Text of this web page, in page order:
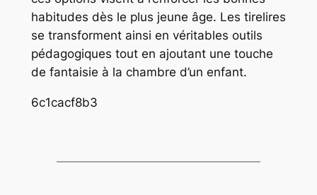
habitudes dès le plus jeune âge. Les tirelires
se transforment ainsi en véritables outils
pédagogiques tout en ajoutant une touche
de fantaisie à la chambre d’un enfant.
6c1cacf8b3